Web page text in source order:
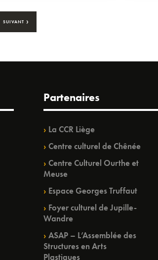
SUIVANT ›
Partenaires
La CCR Liège
Centre culturel de Chênée
Centre Culturel Ourthe et
Meuse
Espace Georges Truffaut
Foyer culturel de Jupille-
Wandre
ASAP – L’Assemblée des
Structures en Arts
Plastiques